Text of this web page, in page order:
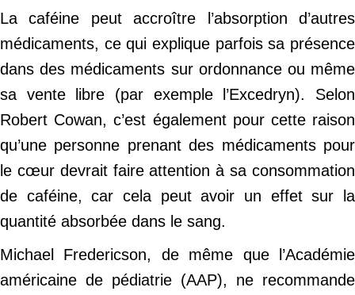
La caféine peut accroître l’absorption d’autres
médicaments, ce qui explique parfois sa présence
dans des médicaments sur ordonnance ou même
sa vente libre (par exemple l’Excedryn). Selon
Robert Cowan, c’est également pour cette raison
qu’une personne prenant des médicaments pour
le cœur devrait faire attention à sa consommation
de caféine, car cela peut avoir un effet sur la
quantité absorbée dans le sang.
Michael Fredericson, de même que l’Académie
américaine de pédiatrie (AAP), ne recommande